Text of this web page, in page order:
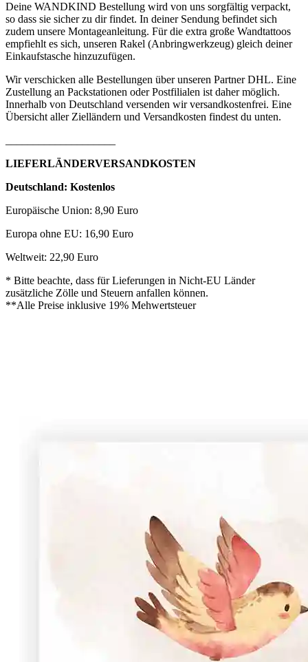
Deine WANDKIND Bestellung wird von uns sorgfältig verpackt,
so dass sie sicher zu dir findet. In deiner Sendung befindet sich
zudem unsere Montageanleitung. Für die extra große Wandtattoos
empfiehlt es sich, unseren Rakel (Anbringwerkzeug) gleich deiner
Einkaufstasche hinzuzufügen.
Wir verschicken alle Bestellungen über unseren Partner DHL. Eine
Zustellung an Packstationen oder Postfilialen ist daher möglich.
Innerhalb von Deutschland versenden wir versandkostenfrei. Eine
Übersicht aller Zielländern und Versandkosten findest du unten.
LIEFERLÄNDERVERSANDKOSTEN
Deutschland: Kostenlos
Europäische Union: 8,90 Euro
Europa ohne EU: 16,90 Euro
Weltweit: 22,90 Euro
* Bitte beachte, dass für Lieferungen in Nicht-EU Länder
zusätzliche Zölle und Steuern anfallen können.
**Alle Preise inklusive 19% Mehwertsteuer